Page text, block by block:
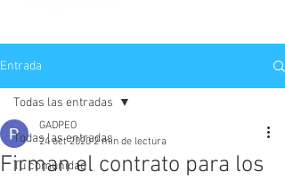
Entrada
Todas las entradas
Tu comunidad
Todas las entradas
Firman el contrato para los
GADPEO
24 oct 2020 2 min de lectura